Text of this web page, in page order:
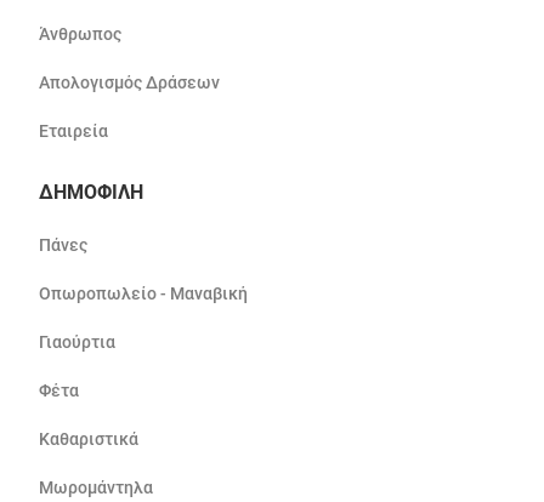
Άνθρωπος
Απολογισμός Δράσεων
Εταιρεία
ΔΗΜΟΦΙΛΗ
Πάνες
Οπωροπωλείο - Μαναβική
Γιαούρτια
Φέτα
Καθαριστικά
Μωρομάντηλα